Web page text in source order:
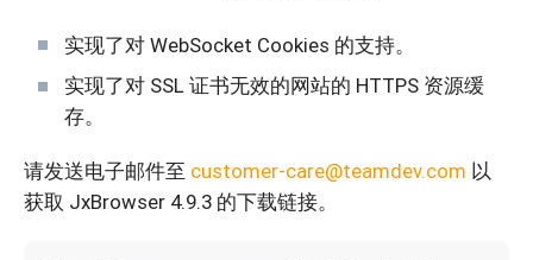
实现了对 WebSocket Cookies 的支持。
实现了对 SSL 证书无效的网站的 HTTPS 资源缓
存。
请发送电子邮件至 customer-care@teamdev.com 以
获取 JxBrowser 4.9.3 的下载链接。